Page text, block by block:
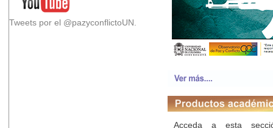
Tweets por el @pazyconflictoUN.
Acceda a esta